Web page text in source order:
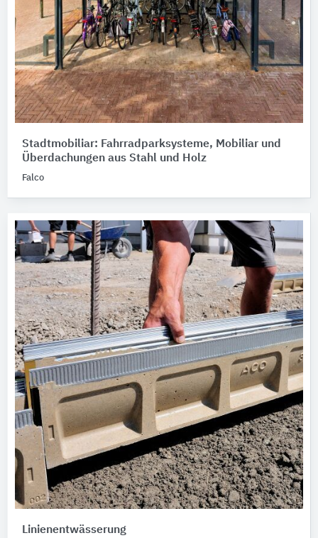
Stadtmobiliar: Fahrradparksysteme, Mobiliar und
Überdachungen aus Stahl und Holz
Falco
Linienentwässerung